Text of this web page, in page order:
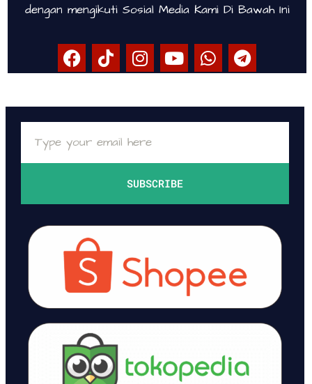
dengan mengikuti Sosial Media Kami Di Bawah Ini
SUBSCRIBE